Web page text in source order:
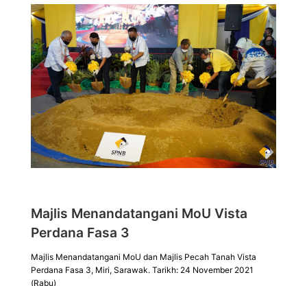
Majlis Menandatangani MoU Vista
Perdana Fasa 3
Majlis Menandatangani MoU dan Majlis Pecah Tanah Vista
Perdana Fasa 3, Miri, Sarawak. Tarikh: 24 November 2021
(Rabu)